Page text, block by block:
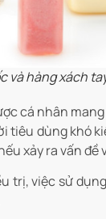
và hàng xách
cá nhân
tiêu dùng khó
xảy ra vấn đề
trị, việc sử